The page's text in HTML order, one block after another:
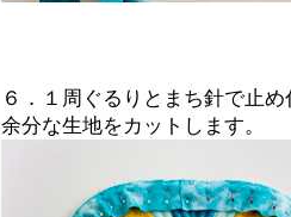
６．１周ぐるりとまち針で止
余分な生地をカットします。